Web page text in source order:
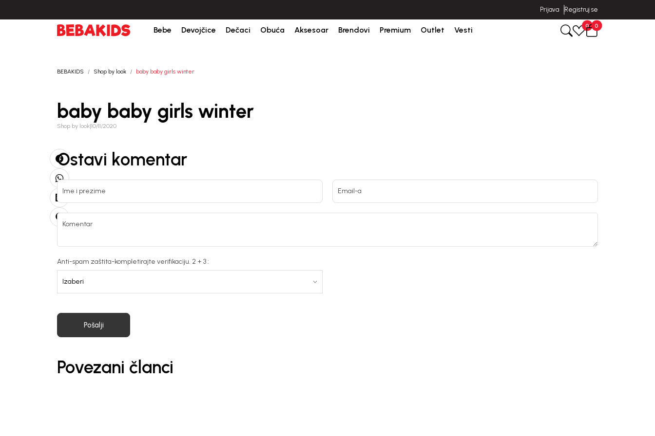
Isporuka u roku od 3-5 dana od dana kreiranja porudžbine.
Prijava Registruj se
Bebe Devojčice Dečaci Obuća Aksesoar Brendovi Premium Outlet Vesti 0 0
BEBAKIDS Shop by look baby baby girls winter
baby baby girls winter
Shop by look|10/11/2020
Ostavi komentar
Ime i prezime Email-a
Komentar
Anti-spam zaštita-kompletirajte verifikaciju. 2 + 3 :
Pošalji
Povezani članci